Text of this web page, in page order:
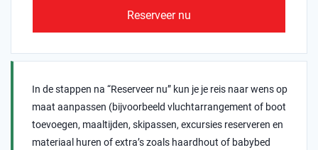
Reserveer nu
In de stappen na “Reserveer nu” kun je je reis naar wens op
maat aanpassen (bijvoorbeeld vluchtarrangement of boot
toevoegen, maaltijden, skipassen, excursies reserveren en
materiaal huren of extra’s zoals haardhout of babybed